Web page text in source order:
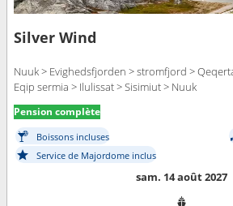
Silver Wind
Nuuk > Evighedsfjorden > stromfjord >
Eqip sermia > Ilulissat > Sisimiut > Nuuk
Pension complète
Boissons incluses
Service de Majordome inclus
sam. 14 août 2027